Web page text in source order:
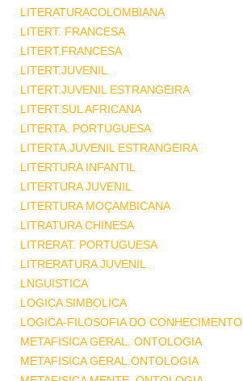
LITERATURACOLOMBIANA
LITERT. FRANCESA
LITERT.FRANCESA
LITERT.JUVENIL
LITERT.JUVENIL ESTRANGEIRA
LITERT.SUL AFRICANA
LITERTA. PORTUGUESA
LITERTA.JUVENIL ESTRANGEIRA
LITERTURA INFANTIL
LITERTURA JUVENIL
LITERTURA MOÇAMBICANA
LITRATURA CHINESA
LITRERAT. PORTUGUESA
LITRERATURA JUVENIL
LNGUISTICA
LOGICA SIMBOLICA
LOGICA-FILOSOFIA DO CONHECIMENTO
METAFISICA GERAL. ONTOLOGIA
METAFISICA GERAL.ONTOLOGIA